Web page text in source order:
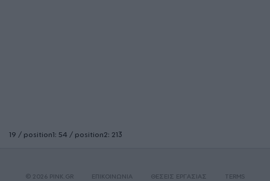
19 / position1: 54 / position2: 213
© 2026 PINK.GR ΕΠΙΚΟΙΝΩΝΙΑ ΘΕΣΕΙΣ ΕΡΓΑΣΙΑΣ TERMS